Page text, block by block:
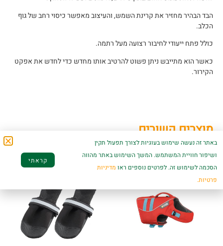
הבד הבהיר מחזיר את קרינת השמש, והעיצוב מאפשר כיסוי רחב של גוף
הכלב.
כולל פתח ייעודי לחיבור רצועה מעל רתמה.
כאשר הוא מתייבש ניתן פשוט להרטיב אותו מחדש כדי לחדש את אפקט
הקירור.
מוצרים קשורים
באתר זה נעשה שימוש בעוגיות לצורך תפעול תקין
ושיפור חוויית המשתמש. המשך השימוש באתר מהווה
הסכמה לשימוש זה. לפרטים נוספים ראו מדיניות
פרטיות.
קראתי